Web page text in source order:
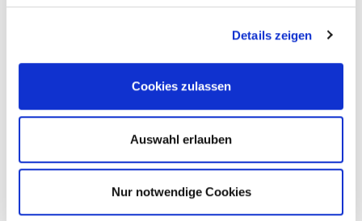
Details zeigen
Cookies zulassen
Auswahl erlauben
Nur notwendige Cookies
Abie Alba Vereinfachter Text fuer UK